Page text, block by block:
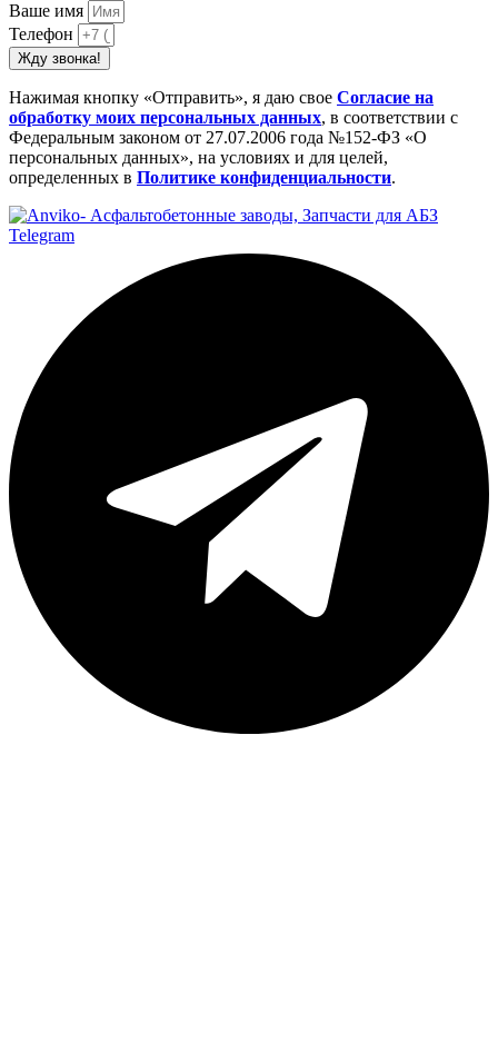
Ваше имя
Телефон
Жду звонка!
Нажимая кнопку «Отправить», я даю свое Cогласие на
обработку моих персональных данных, в соответствии с
Федеральным законом от 27.07.2006 года №152-ФЗ «О
персональных данных», на условиях и для целей,
определенных в Политике конфиденциальности.
Telegram